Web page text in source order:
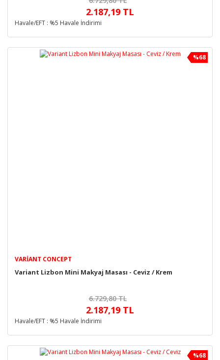
2.187,19 TL
Havale/EFT : %5 Havale İndirimi
%68
VARIANT CONCEPT
Variant Lizbon Mini Makyaj Masası - Ceviz / Krem
6.729,80 TL
2.187,19 TL
Havale/EFT : %5 Havale İndirimi
%68